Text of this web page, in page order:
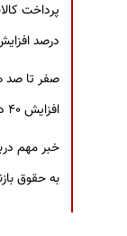
درصد
صفر تا صد
افزایش ۴۰ درصدی حقوق بازنشستگان
خبر مهم
به حقوق